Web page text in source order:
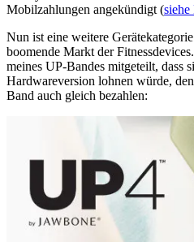
Mobilzahlungen angekündigt (
Nun ist eine weitere
boomende Markt der
meines UP-Bandes mitgeteilt, dass
Hardwareversion lohnen würde,
Band auch gleich bezahlen: